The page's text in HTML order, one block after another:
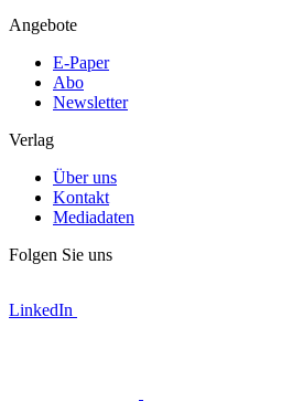
Angebote
E-Paper
Abo
Newsletter
Verlag
Über uns
Kontakt
Mediadaten
Folgen Sie uns
LinkedIn